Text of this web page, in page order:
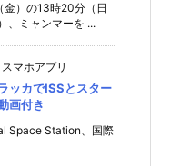
）の13時20分（日
、ミャンマーを ...
スマホアプリ
ッカでISSとスター
画付き
Space Station、国際